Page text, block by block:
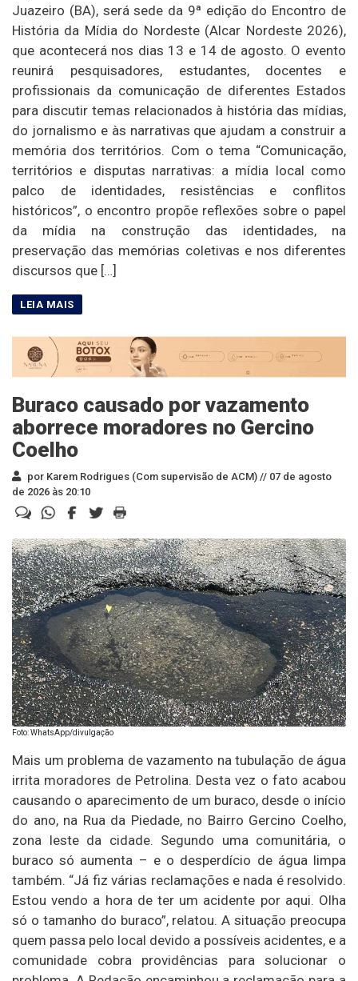
Juazeiro (BA), será sede da 9ª edição do Encontro de
História da Mídia do Nordeste (Alcar Nordeste 2026),
que acontecerá nos dias 13 e 14 de agosto. O evento
reunirá pesquisadores, estudantes, docentes e
profissionais da comunicação de diferentes Estados
para discutir temas relacionados à história das mídias,
do jornalismo e às narrativas que ajudam a construir a
memória dos territórios. Com o tema “Comunicação,
territórios e disputas narrativas: a mídia local como
palco de identidades, resistências e conflitos
históricos”, o encontro propõe reflexões sobre o papel
da mídia na construção das identidades, na
preservação das memórias coletivas e nos diferentes
discursos que […]
Buraco causado por vazamento
aborrece moradores no Gercino
Coelho
por Karem Rodrigues (Com supervisão de ACM) // 07 de agosto
de 2026 às 20:10
Foto: WhatsApp/divulgação
Mais um problema de vazamento na tubulação de água
irrita moradores de Petrolina. Desta vez o fato acabou
causando o aparecimento de um buraco, desde o início
do ano, na Rua da Piedade, no Bairro Gercino Coelho,
zona leste da cidade. Segundo uma comunitária, o
buraco só aumenta – e o desperdício de água limpa
também. “Já fiz várias reclamações e nada é resolvido.
Estou vendo a hora de ter um acidente por aqui. Olha
só o tamanho do buraco”, relatou. A situação preocupa
quem passa pelo local devido a possíveis acidentes, e a
comunidade cobra providências para solucionar o